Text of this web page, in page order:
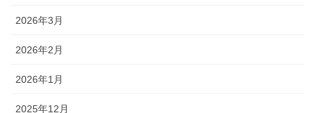
2026年3月
2026年2月
2026年1月
2025年12月